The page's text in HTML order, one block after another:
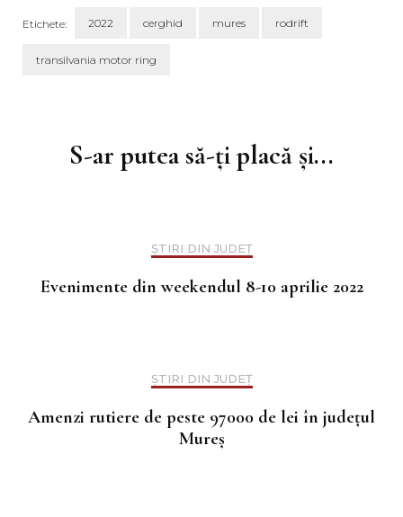
Etichete: 2022 cerghid mures rodrift
transilvania motor ring
articoleS-ar putea să-ți placă și...
ȘTIRI DIN JUDEȚ
Evenimente din weekendul 8-10 aprilie 2022
ȘTIRI DIN JUDEȚ
Amenzi rutiere de peste 97000 de lei în județul
Mureș